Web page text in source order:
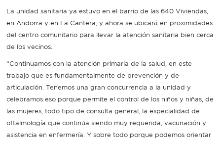
La unidad sanitaria ya estuvo en el barrio de las 640 Viviendas,
en Andorra y en La Cantera, y ahora se ubicará en proximidades
del centro comunitario para llevar la atención sanitaria bien cerca
de los vecinos.
“Continuamos con la atención primaria de la salud, en este
trabajo que es fundamentalmente de prevención y de
articulación. Tenemos una gran concurrencia a la unidad y
celebramos eso porque permite el control de los niños y niñas, de
las mujeres, todo tipo de consulta general, la especialidad de
oftalmología que continúa siendo muy requerida, vacunación y
asistencia en enfermería. Y sobre todo porque podemos orientar